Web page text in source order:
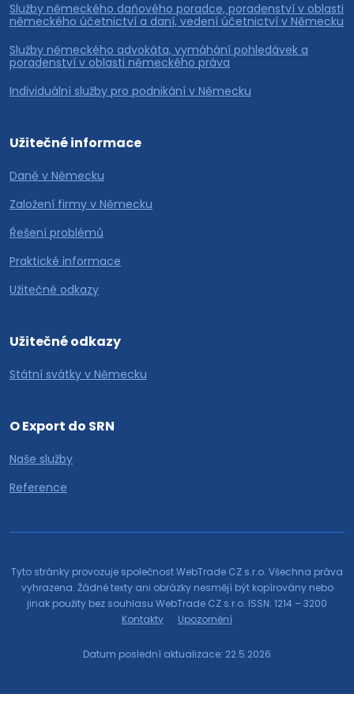
Služby německého daňového poradce, poradenství v oblasti
německého účetnictví a daní, vedení účetnictví v Německu
Služby německého advokáta, vymáhání pohledávek a
poradenství v oblasti německého práva
Individuální služby pro podnikání v Německu
Užitečné informace
Daně v Německu
Založení firmy v Německu
Řešení problémů
Praktické informace
Užitečné odkazy
Užitečné odkazy
Státní svátky v Německu
O Export do SRN
Naše služby
Reference
Tyto stránky provozuje společnost WebTrade CZ s.r.o. Všechna práva
vyhrazena. Žádné texty ani obrázky nesmějí být kopírovány nebo
jinak použity bez souhlasu WebTrade CZ s.r.o. ISSN: 1214 – 3200
Kontakty
Upozornění
Datum poslední aktualizace: 22.5.2026